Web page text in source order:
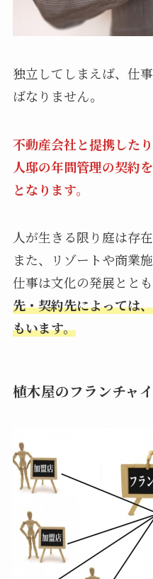
独立してしまえば、仕
ばなりません。
不動産会社と提携した
人邸の年間管理の契約
となります。
人が生きる限り庭は存
また、リゾートや商業
仕事は文化の発展とと
先・契約先によっては
もいます。
植木屋のフランチャ